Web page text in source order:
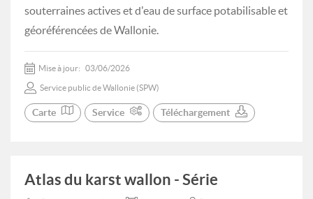
souterraines actives et d'eau de surface potabilisable et
géoréférencées de Wallonie.
Mise à jour: 03/06/2026
Service public de Wallonie (SPW)
Carte Service Téléchargement
Atlas du karst wallon - Série